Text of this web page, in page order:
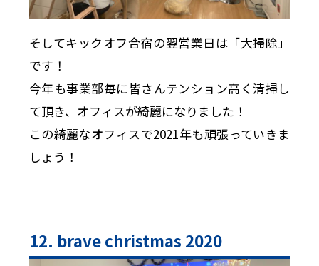
そしてキックオフ合宿の翌営業日は「大掃除」
です！
今年も事業部毎に皆さんテンション高く清掃し
て頂き、オフィスが綺麗になりました！
この綺麗なオフィスで2021年も頑張っていきま
しょう！
12. brave christmas 2020